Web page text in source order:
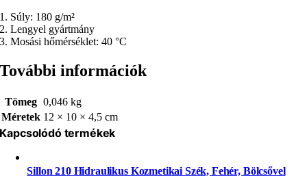
1. Súly: 180 g/m²
2. Lengyel gyártmány
3. Mosási hőmérséklet: 40 °C
További információk
Tömeg 0,046 kg
Méretek 12 × 10 × 4,5 cm
Kapcsolódó termékek
Sillon 210 Hidraulikus Kozmetikai Szék, Fehér, Bölcsővel